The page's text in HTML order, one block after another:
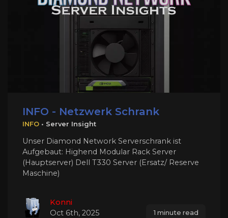
INFO - Netzwerk Schrank
INFO• Server Insight
Unser Diamond Network Serverschrank ist
Aufgebaut: Highend Modular Rack Server
(Hauptserver) Dell T330 Server (Ersatz/ Reserve
Maschine)
Konni
Oct 6th, 2025
1 minute read